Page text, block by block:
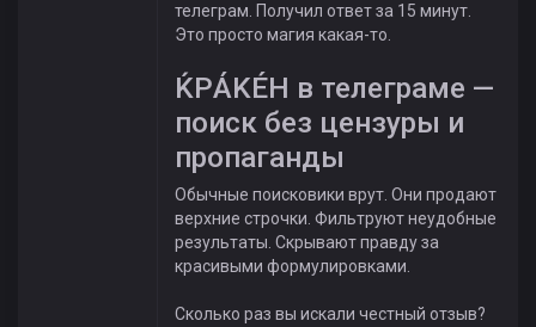
телеграм. Получил ответ за 15 минут.
Это просто магия какая-то.
ЌРÁKÉH в телеграме —
поиск без цензуры и
пропаганды
Обычные поисковики врут. Они продают
верхние строчки. Фильтруют неудобные
результаты. Скрывают правду за
красивыми формулировками.
Сколько раз вы искали честный отзыв?